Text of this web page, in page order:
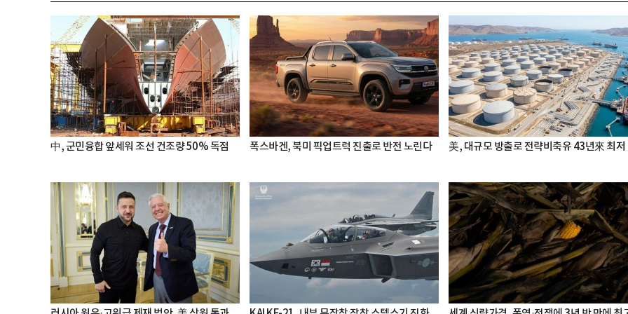
中, 군민융합 앞세워 조선 건조량 50% 독점 폭스바겐, 북미 픽업트럭 진출로 반전 노린다 美, 대규모 방출로 전략비축유 43년來 최저